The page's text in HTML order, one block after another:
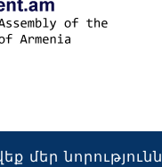
մեր